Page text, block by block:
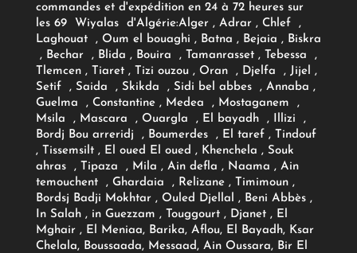
commandes et d'expédition en 24 à 72 heures sur
les 69 Wiyalas d'Algérie:Alger , Adrar, Chlef ,
Laghouat , Oum el bouaghi , Batna , Bejaia , Biskra
, Bechar , Blida , Bouira , Tamanrasset , Tebessa ,
Tlemcen , Tiaret , Tizi ouzou , Oran , Djelfa , Jijel ,
Setif , Saida , Skikda , Sidi bel abbes , Annaba ,
Guelma , Constantine , Medea , Mostaganem ,
Msila , Mascara , Ouargla , El bayadh , Illizi ,
Bordj Bou arreridj , Boumerdes , El taref , Tindouf
, Tissemsilt , El oued El oued , Khenchela , Souk
ahras , Tipaza , Mila , Ain defla , Naama , Ain
temouchent , Ghardaia , Relizane , Timimoun ,
Bordsj Badji Mokhtar , Ouled Djellal , Beni Abbès ,
In Salah , in Guezzam , Touggourt , Djanet , El
Mghair , El Meniaa, Barika, Aflou, El Bayadh, Ksar
Chelala, Boussaada, Messaad, Ain Oussara, Bir El